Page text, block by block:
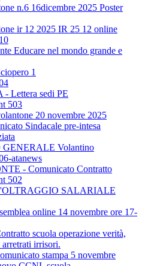
n.6 16dicembre 2025 Poster
ir 12 2025 IR 25 12 online
Educare nel mondo grande e
1
Lettera sedi PE
503
20 novembre 2025
Sindacale pre-intesa
GENERALE Volantino
atanews
- Comunicato Contratto
502
SALARIALE
online 14 novembre ore 17-
scuola operazione verità,
arretrati irrisori.
stampa 5 novembre